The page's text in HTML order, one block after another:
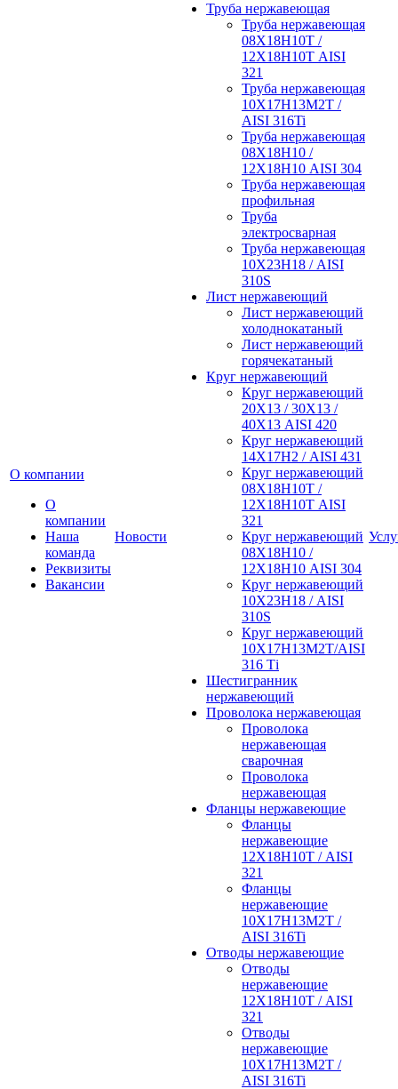
О компании
О
компании
Наша
команда
Реквизиты
Вакансии
Новости
Труба нержавеющая
Труба нержавеющая
08Х18Н10Т /
12Х18Н10Т AISI
321
Труба нержавеющая
10Х17Н13М2Т /
AISI 316Ti
Труба нержавеющая
08Х18Н10 /
12Х18Н10 AISI 304
Труба нержавеющая
профильная
Труба
электросварная
Труба нержавеющая
10Х23Н18 / AISI
310S
Лист нержавеющий
Лист нержавеющий
холоднокатаный
Лист нержавеющий
горячекатаный
Круг нержавеющий
Круг нержавеющий
20Х13 / 30Х13 /
40Х13 AISI 420
Круг нержавеющий
14Х17Н2 / AISI 431
Круг нержавеющий
08Х18Н10Т /
12Х18Н10Т AISI
321
Круг нержавеющий
08Х18Н10 /
12Х18Н10 AISI 304
Круг нержавеющий
10Х23Н18 / AISI
310S
Круг нержавеющий
10Х17Н13М2Т/AISI
316 Тi
Шестигранник
нержавеющий
Проволока нержавеющая
Проволока
нержавеющая
сварочная
Проволока
нержавеющая
Фланцы нержавеющие
Фланцы
нержавеющие
12Х18Н10Т / AISI
321
Фланцы
нержавеющие
10Х17Н13М2Т /
AISI 316Ti
Отводы нержавеющие
Отводы
нержавеющие
12Х18Н10Т / AISI
321
Отводы
нержавеющие
10Х17Н13М2Т /
AISI 316Ti